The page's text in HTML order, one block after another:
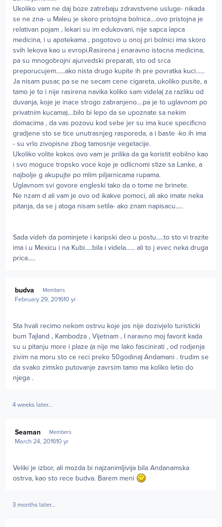
Ukoliko vam ne daj boze zatrebaju zdravstvene usluge- nikada
se ne zna- u Maleu je skoro pristojna bolnica....ovo pristojna je
relativan pojam , lekari su im edukovani, nije sapca lapca
medicina, i u apotekama , pogotovo u onoj pri bolnici ima skoro
svih lekova kao u evropi.Rasirena j enaravno istocna medicina,
pa su mnogobrojni ajurvedski preparati, sto od srca
preporucujem......ako nista drugo kupite ih pre povratka kuci......
Ja nisam pusac pa se ne secam cene cigareta, ukoliko pusite, a
tamo je to i nije rasirena navika koliko sam videla( za razliku od
duvanja, koje je inace strogo zabranjeno....pa je to uglavnom po
privatnim kucama)....bilo bi lepo da se upoznate sa nekim
domacima , da vas pozovu kod sebe jer su ima kuce specificno
gradjene sto se tice unutrasnjeg rasporeda, a i baste -ko ih ima
- su vrlo zivopisne zbog tamosnje vegetacije.
Ukoliko volite kokos ovo vam je prilika da ga koristit eobilno kao
i svo moguce tropsko voce koje je odlicnomi stize sa Lanke, a
najbolje g akupujte po mlim piljarnicama rupama.
Uglavnom svi govore engleski tako da o tome ne brinete.
Ne nzam d ali vam je ovo od ikakve pomoci, ali ako imate neka
pitanja, da se j atoga nisam setila- ako znam napisacu.....
Sada videh da pominjete i karipski deo u postu.....to sto vi trazite
ima i u Mexicu i na Kubi.....bila i videla...... ali to j evec neka druga
prica.....
budva Members
February 29, 201610 yr
Sta hvali recimo nekom ostrvu koje jos nije dozivjelo turisticki
bum Tajland , Kambodza , Vijetnam , I naravno moj favorit kada
su u pitanju more i plaze (a nije me lako fascinirati , od rodjenja
zivim na moru sto ce reci preko 50godina) Andamani . trudim se
da svako zimsko putovanje zavrsim tamo ma koliko letio do
njega .
4 weeks later...
Seaman Members
March 24, 201610 yr
Veliki je izbor, ali mozda bi najzanimljivija bila Andanamska
ostrva, kao sto rece budva. Barem meni
3 months later...